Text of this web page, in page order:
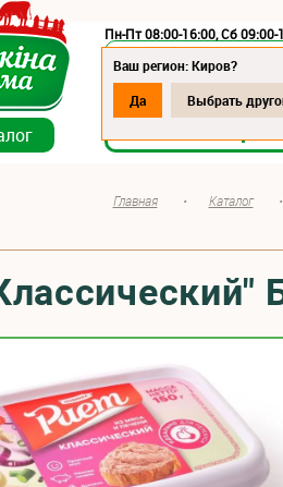
Пн-Пт 08:00-16:00, Сб
Ваш регион: Киров?
Да
Выбрать
Главная • Каталог •